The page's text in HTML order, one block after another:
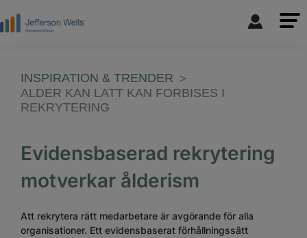
INSPIRATION & TRENDER
ALDER KAN LATT KAN FORBISES I
REKRYTERING
Evidensbaserad rekrytering
motverkar ålderism
Att rekrytera rätt medarbetare är avgörande för alla
organisationer. Ett evidensbaserat förhållningssätt